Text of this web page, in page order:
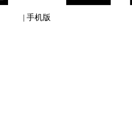
| 手机版